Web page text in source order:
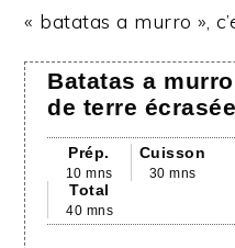
« batatas a murro »,
Batatas a
de terre
Prép.
10 mns
Cuisson
30 mns
Total
40 mns